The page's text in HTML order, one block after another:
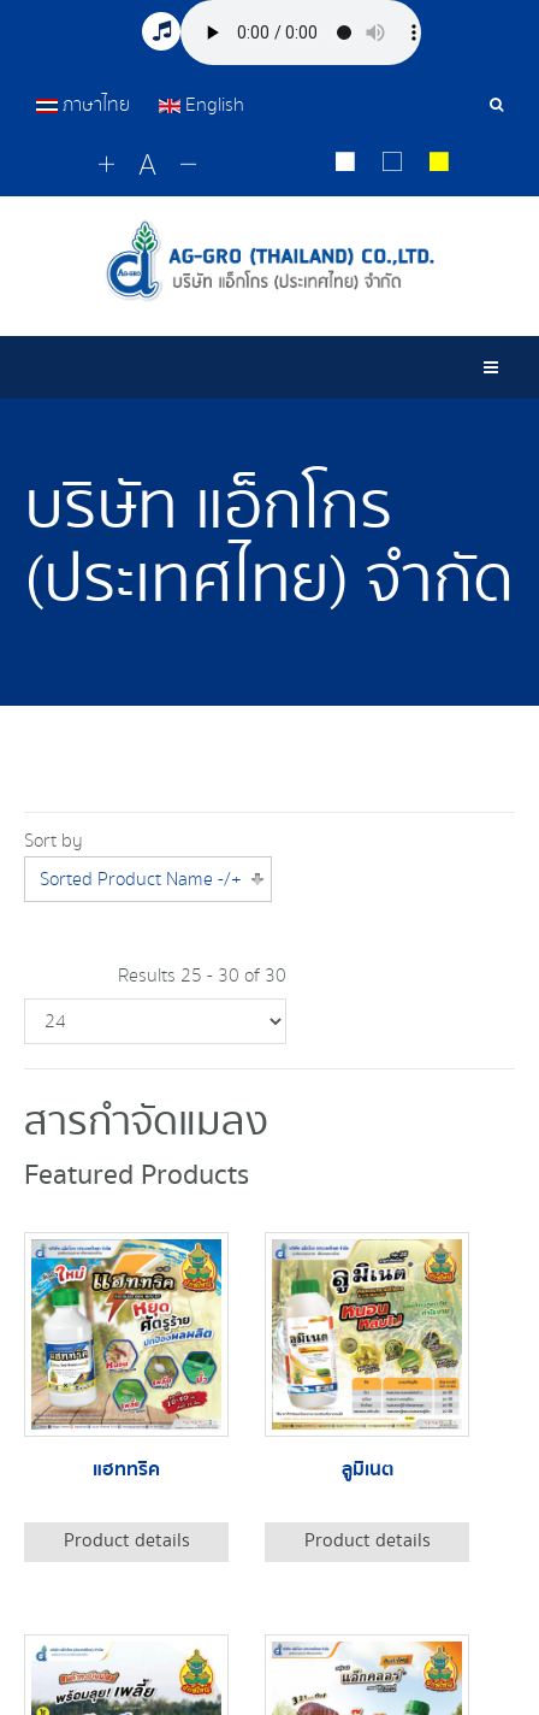
ภาษาไทย English
บริษัท แอ็กโกร
(ประเทศไทย) จำกัด
Sort by
Sorted Product Name -/+
Results 25 - 30 of 30
สารกำจัดแมลง
Featured Products
แฮททริค
Product details
ลูมิเนต
Product details